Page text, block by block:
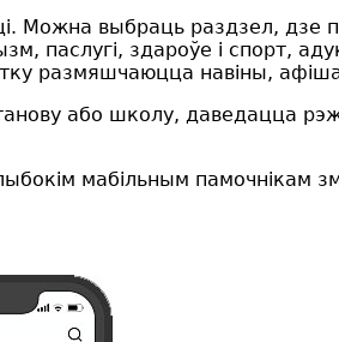
Можна выбраць раздзел, дзе
паслугі, здароўе і спорт,
размяшчаюцца навіны, афіша,
або школу, даведацца
мабільным памочнікам